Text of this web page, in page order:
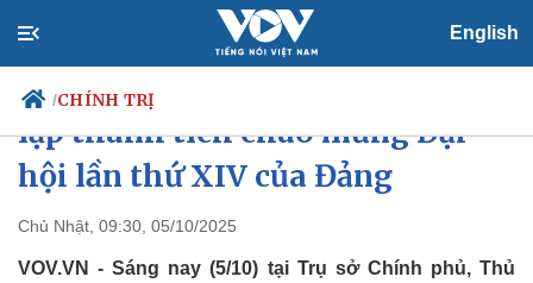
English
/CHÍNH TRỊ
Chính trị
Thủ tướng phát động đợt thi đua
lập thành tích chào mừng Đại
hội lần thứ XIV của Đảng
Chủ Nhật, 09:30, 05/10/2025
VOV.VN - Sáng nay (5/10) tại Trụ sở Chính phủ, Thủ